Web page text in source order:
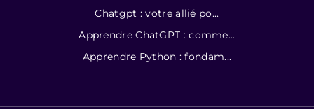
Chatgpt : votre allié po...
Apprendre ChatGPT : comme...
Apprendre Python : fondam...